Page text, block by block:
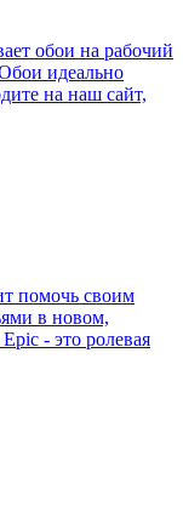
обои на рабочий
идеально
на наш сайт,
помочь своим
в новом,
- это ролевая